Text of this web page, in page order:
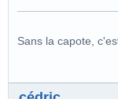
Sans la capote,